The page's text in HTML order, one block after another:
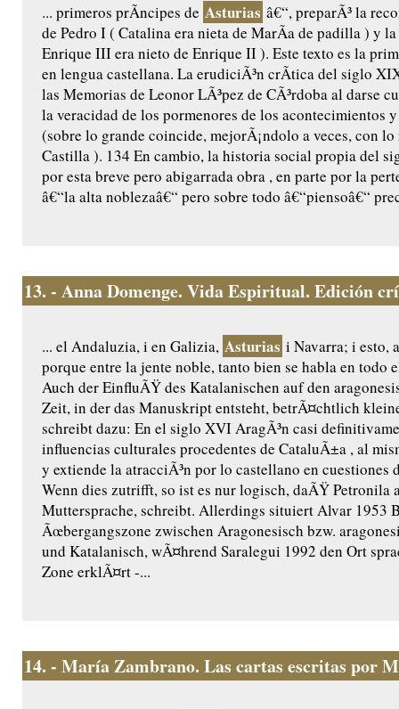
... primeros prÃ­ncipes de Asturias â€“, preparÃ³ la
de Pedro I ( Catalina era nieta de MarÃ­a de padilla ) y
Enrique III era nieto de Enrique II ). Este texto es la
en lengua castellana. La erudiciÃ³n crÃ­tica del siglo
las Memorias de Leonor LÃ³pez de CÃ³rdoba al darse
la veracidad de los pormenores de los acontecimientos
(sobre lo grande coincide, mejorÃ¡ndolo a veces, con
Castilla ). 134 En cambio, la historia social propia del
por esta breve pero abigarrada obra , en parte por la
â€“la alta noblezaâ€“ pero sobre todo â€“piensoâ€“
13. - Anna Domenge. Vida Espiritual. Edición
... el Andaluzia, i en Galizia, Asturias i Navarra; i esto,
porque entre la jente noble, tanto bien se habla en todo
Auch der EinfluÃŸ des Katalanischen auf den
Zeit, in der das Manuskript entsteht, betrÃ¤chtlich
schreibt dazu: En el siglo XVI AragÃ³n casi
influencias culturales procedentes de CataluÃ±a , al
y extiende la atracciÃ³n por lo castellano en cuestiones
Wenn dies zutrifft, so ist es nur logisch, daÃŸ Petronila
Muttersprache, schreibt. Allerdings situiert Alvar 1953
Ãœbergangszone zwischen Aragonesisch bzw.
und Katalanisch, wÃ¤hrend Saralegui 1992 den Ort
Zone erklÃ¤rt -...
14. - María Zambrano. Las cartas escritas por